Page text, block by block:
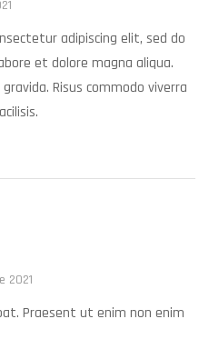
adipiscing elit, sed do
et dolore magna aliqua.
Risus commodo viverra
2021
Praesent ut enim non enim